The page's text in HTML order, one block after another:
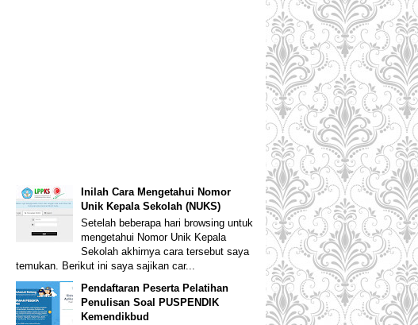
Inilah Cara Mengetahui Nomor
Unik Kepala Sekolah (NUKS)
Setelah beberapa hari browsing untuk
mengetahui Nomor Unik Kepala
Sekolah akhirnya cara tersebut saya
temukan. Berikut ini saya sajikan car...
Pendaftaran Peserta Pelatihan
Penulisan Soal PUSPENDIK
Kemendikbud